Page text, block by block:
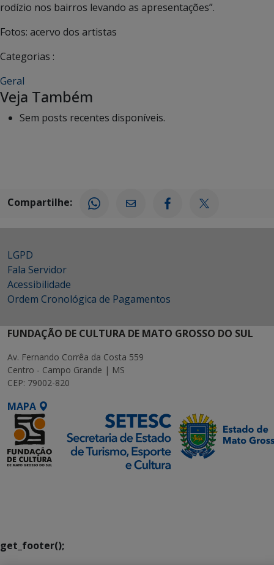
rodízio nos bairros levando as apresentações”.
Fotos: acervo dos artistas
Categorias :
Geral
Veja Também
Sem posts recentes disponíveis.
Compartilhe:
LGPD
Fala Servidor
Acessibilidade
Ordem Cronológica de Pagamentos
FUNDAÇÃO DE CULTURA DE MATO GROSSO DO SUL
Av. Fernando Corrêa da Costa 559
Centro - Campo Grande | MS
CEP: 79002-820
MAPA
get_footer();